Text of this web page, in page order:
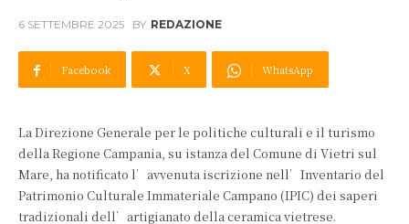
6 SETTEMBRE 2025 BY REDAZIONE
Facebook X WhatsApp
La Direzione Generale per le politiche culturali e il turismo
della Regione Campania, su istanza del Comune di Vietri sul
Mare, ha notificato l’avvenuta iscrizione nell’Inventario del
Patrimonio Culturale Immateriale Campano (IPIC) dei saperi
tradizionali dell’artigianato della ceramica vietrese.